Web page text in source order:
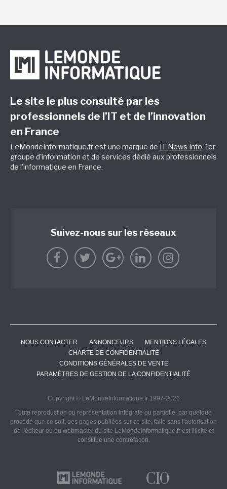
Le site le plus consulté par les
professionnels de l’IT et de l’innovation
en France
LeMondeInformatique.fr est une marque de IT News Info, 1er
groupe d'information et de services dédié aux professionnels
de l'informatique en France.
Suivez-nous sur les réseaux
NOUS CONTACTER ANNONCEURS
MENTIONS LÉGALES
CHARTE DE CONFIDENTIALITÉ
CONDITIONS GÉNÉRALES DE VENTE
PARAMÈTRES DE GESTION DE LA CONFIDENTIALITÉ
Copyright © LeMondeInformatique.fr 1997-2026
Toute reproduction ou représentation intégrale ou partielle, par quelque
procédé que ce soit, des pages publiées sur ce site, faite sans l'autorisation
de l'éditeur ou du webmaster du site LeMondeInformatique.fr est illicite et
constitue une contrefaçon.